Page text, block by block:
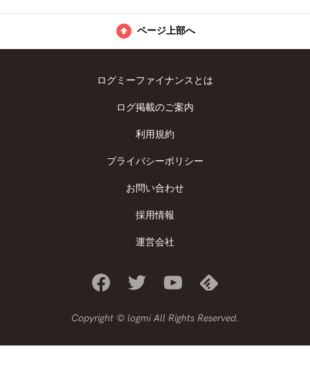
ページ上部へ
ログミーファイナンスとは
ログ掲載のご案内
利用規約
プライバシーポリシー
お問い合わせ
採用情報
運営会社
Copyright © logmi All Rights Reserved.